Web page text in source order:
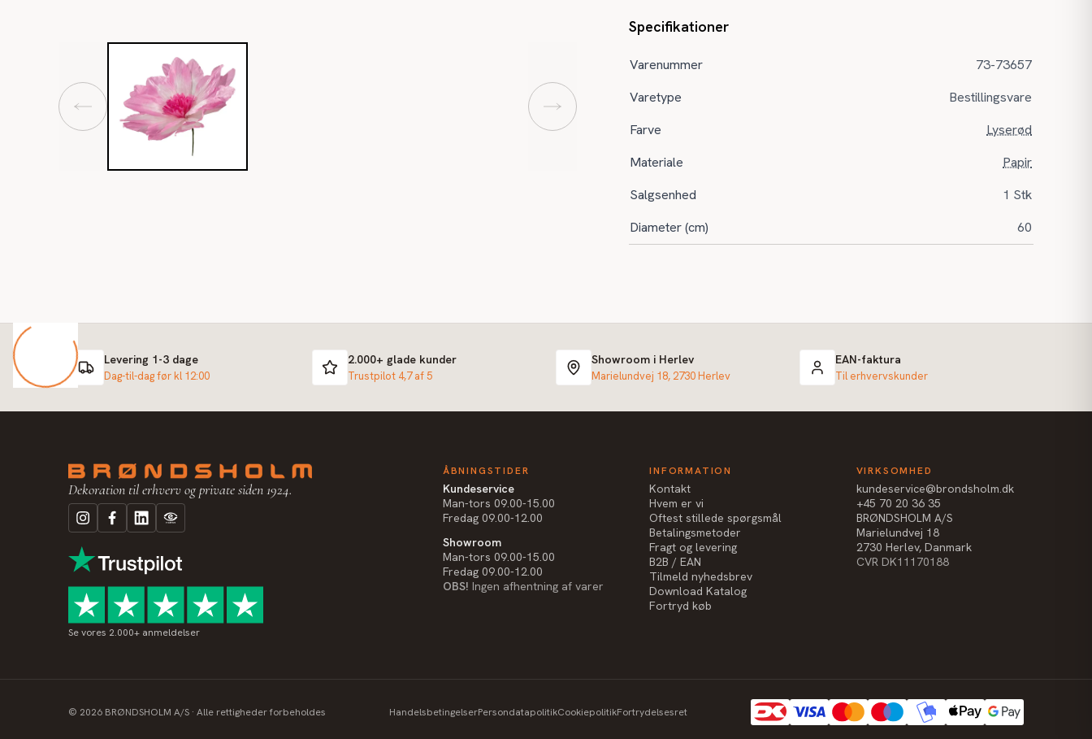
Specifikationer
Varenummer
73-73657
Varetype
Bestillingsvare
Farve
Lyserød
Materiale
Papir
Salgsenhed
1 Stk
Diameter (cm)
60
Levering 1-3 dage
Dag-til-dag før kl 12:00
2.000+ glade kunder
Trustpilot 4,7 af 5
Showroom i Herlev
Marielundvej 18, 2730 Herlev
EAN-faktura
Til erhvervskunder
Dekoration til erhverv og private siden 1924.
Se vores 2.000+ anmeldelser
ÅBNINGSTIDER
Kundeservice
Man-tors 09.00-15.00
Fredag 09.00-12.00
Showroom
Man-tors 09.00-15.00
Fredag 09.00-12.00
OBS! Ingen afhentning af varer
INFORMATION
Kontakt
Hvem er vi
Oftest stillede spørgsmål
Betalingsmetoder
Fragt og levering
B2B / EAN
Tilmeld nyhedsbrev
Download Katalog
Fortryd køb
VIRKSOMHED
kundeservice@brondsholm.dk
+45 70 20 36 35
BRØNDSHOLM A/S
Marielundvej 18
2730 Herlev, Danmark
CVR DK11170188
© 2026 BRØNDSHOLM A/S · Alle rettigheder forbeholdes HandelsbetingelserPersondatapolitikCookiepolitikFortrydelsesret